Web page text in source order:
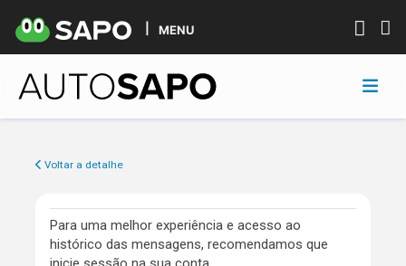
MENU
Voltar a detalhe
Para uma melhor experiência e acesso ao
histórico das mensagens, recomendamos que